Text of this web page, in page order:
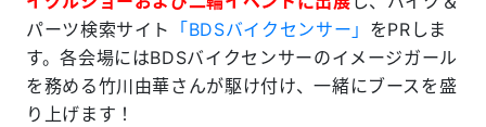
パーツ検索サイト
「BDSバイクセンサー」 をPRしま
す。各会場にはBDSバイクセンサーのイメージガール
を務める竹川由華さんが駆け付け、一緒にブースを盛
り上げます！